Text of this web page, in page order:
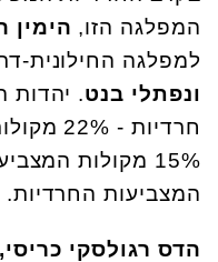
המפלגה הזו, הימין
למפלגה החילונית-
ונפתלי בנט. יהדות
חרדיות
המצביעות החרדיות.
הדס רגולסקי כריסי,